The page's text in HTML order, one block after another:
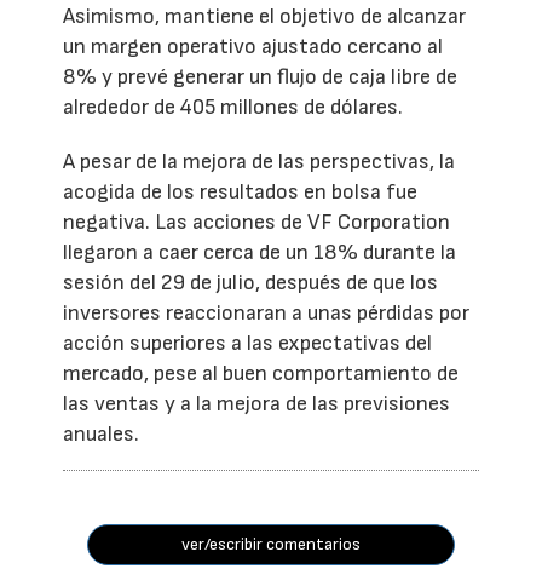
Asimismo, mantiene el objetivo de alcanzar
un margen operativo ajustado cercano al
8% y prevé generar un flujo de caja libre de
alrededor de 405 millones de dólares.
A pesar de la mejora de las perspectivas, la
acogida de los resultados en bolsa fue
negativa. Las acciones de VF Corporation
llegaron a caer cerca de un 18% durante la
sesión del 29 de julio, después de que los
inversores reaccionaran a unas pérdidas por
acción superiores a las expectativas del
mercado, pese al buen comportamiento de
las ventas y a la mejora de las previsiones
anuales.
ver/escribir comentarios